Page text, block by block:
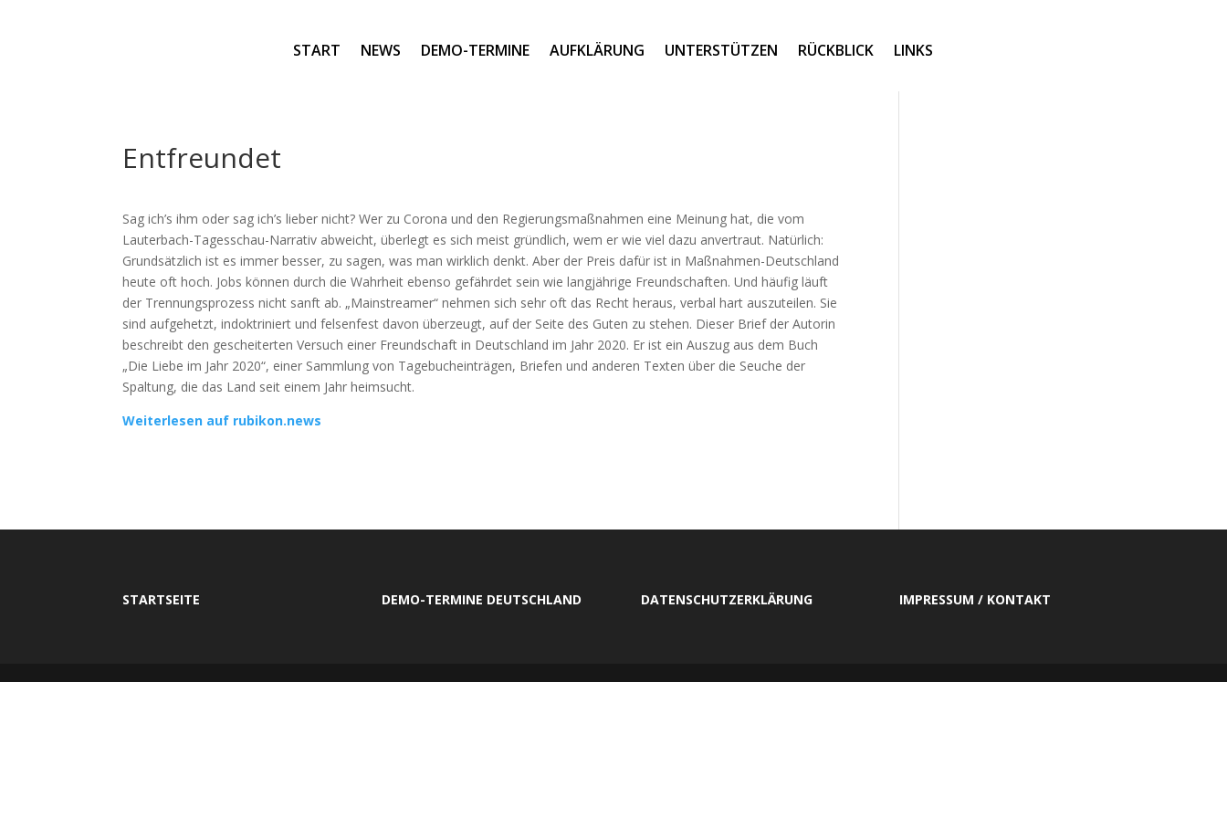
START NEWS DEMO-TERMINE AUFKLÄRUNG UNTERSTÜTZEN RÜCKBLICK LINKS
Entfreundet
Sag ich’s ihm oder sag ich’s lieber nicht? Wer zu Corona und den Regierungsmaßnahmen eine Meinung hat, die vom
Lauterbach-Tagesschau-Narrativ abweicht, überlegt es sich meist gründlich, wem er wie viel dazu anvertraut. Natürlich:
Grundsätzlich ist es immer besser, zu sagen, was man wirklich denkt. Aber der Preis dafür ist in Maßnahmen-Deutschland
heute oft hoch. Jobs können durch die Wahrheit ebenso gefährdet sein wie langjährige Freundschaften. Und häufig läuft
der Trennungsprozess nicht sanft ab. „Mainstreamer“ nehmen sich sehr oft das Recht heraus, verbal hart auszuteilen. Sie
sind aufgehetzt, indoktriniert und felsenfest davon überzeugt, auf der Seite des Guten zu stehen. Dieser Brief der Autorin
beschreibt den gescheiterten Versuch einer Freundschaft in Deutschland im Jahr 2020. Er ist ein Auszug aus dem Buch
„Die Liebe im Jahr 2020“, einer Sammlung von Tagebucheinträgen, Briefen und anderen Texten über die Seuche der
Spaltung, die das Land seit einem Jahr heimsucht.
Weiterlesen auf rubikon.news
STARTSEITE DEMO-TERMINE DEUTSCHLAND DATENSCHUTZERKLÄRUNG IMPRESSUM / KONTAKT